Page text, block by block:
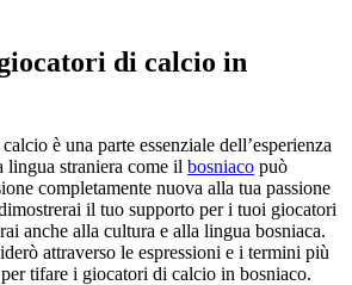
di calcio in
è una parte essenziale dell’esperienza
lingua straniera come il bosniaco può
completamente nuova alla tua passione
il tuo supporto per i tuoi giocatori
anche alla cultura e alla lingua bosniaca.
attraverso le espressioni e i termini più
tifare i giocatori di calcio in bosniaco.